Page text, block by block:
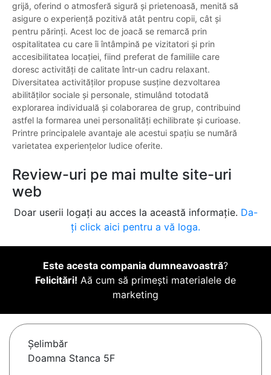
grijă, oferind o atmosferă sigură și prietenoasă, menită să
asigure o experiență pozitivă atât pentru copii, cât și
pentru părinți. Acest loc de joacă se remarcă prin
ospitalitatea cu care îi întâmpină pe vizitatori și prin
accesibilitatea locației, fiind preferat de familiile care
doresc activități de calitate într-un cadru relaxant.
Diversitatea activităților propuse susține dezvoltarea
abilităților sociale și personale, stimulând totodată
explorarea individuală și colaborarea de grup, contribuind
astfel la formarea unei personalități echilibrate și curioase.
Printre principalele avantaje ale acestui spațiu se numără
varietatea experiențelor ludice oferite.
Review-uri pe mai multe site-uri
web
Doar userii logați au acces la această informație. Da-
ți click aici pentru a vă loga.
Este acesta compania dumneavoastră?
Felicitări! Aă cum să primești materialele de
marketing
Şelimbăr
Doamna Stanca 5F